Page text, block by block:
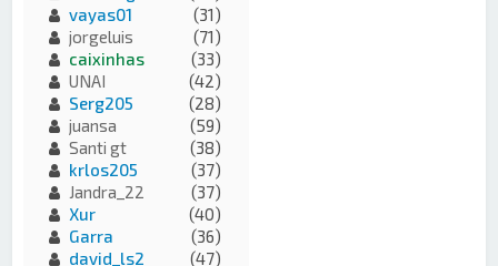
vayas01
(31)
jorgeluis
(71)
caixinhas
(33)
UNAI
(42)
Serg205
(28)
juansa
(59)
Santi gt
(38)
krlos205
(37)
Jandra_22
(37)
Xur
(40)
Garra
(36)
david_ls2
(47)